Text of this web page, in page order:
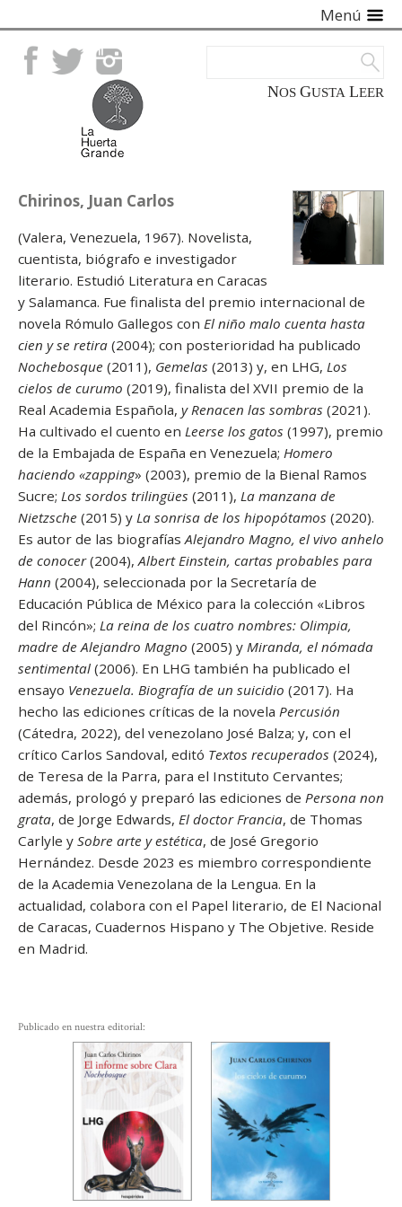
Facebook TwitterInstagram
NOS GUSTA LEER
Menú
Chirinos, Juan Carlos
(Valera, Venezuela, 1967). Novelista,
cuentista, biógrafo e investigador
literario. Estudió Literatura en Caracas
y Salamanca. Fue finalista del premio internacional de
novela Rómulo Gallegos con El niño malo cuenta hasta
cien y se retira(2004); con posterioridad ha publicado
Nochebosque (2011), Gemelas (2013) y, en LHG, Los
cielos de curumo (2019), finalista del XVII premio de la
Real Academia Española, y Renacen las sombras (2021).
Ha cultivado el cuento en Leerse los gatos (1997), premio
de la Embajada de España en Venezuela; Homero
haciendo «zapping» (2003), premio de la Bienal Ramos
Sucre; Los sordos trilingües (2011), La manzana de
Nietzsche (2015) y La sonrisa de los hipopótamos (2020).
Es autor de las biografíasAlejandro Magno, el vivo anhelo
de conocer(2004),Albert Einstein, cartas probables para
Hann (2004), seleccionada por la Secretaría de
Educación Pública de México para la colección «Libros
del Rincón»; La reina de los cuatro nombres: Olimpia,
madre de Alejandro Magno (2005) y Miranda, el nómada
sentimental(2006). En LHG también ha publicado el
ensayo Venezuela. Biografía de un suicidio (2017). Ha
hecho las ediciones críticas de la novela Percusión
(Cátedra, 2022), del venezolano José Balza; y, con el
crítico Carlos Sandoval, editó Textos recuperados (2024),
de Teresa de la Parra, para el Instituto Cervantes;
además, prologó y preparó las ediciones de Persona non
grata, de Jorge Edwards, El doctor Francia, de Thomas
Carlyle y Sobre arte y estética, de José Gregorio
Hernández. Desde 2023 es miembro correspondiente
de la Academia Venezolana de la Lengua. En la
actualidad, colabora con el Papel literario, de El Nacional
de Caracas, Cuadernos Hispano y The Objetive. Reside
en Madrid.
Publicado en nuestra editorial: